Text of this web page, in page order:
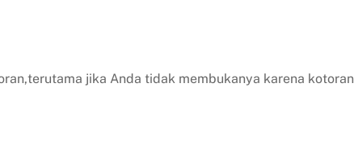
jika Anda tidak membukanya karena kotoran